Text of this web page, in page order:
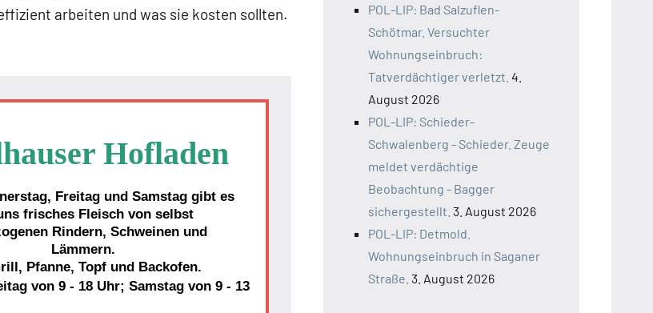
arbeiten und was sie kosten sollten.
Hofladen
Freitag und Samstag gibt es
frisches Fleisch von selbst
Rindern, Schweinen und
Lämmern.
Pfanne, Topf und Backofen.
von 9 - 18 Uhr; Samstag von 9 - 13
POL-LIP: Bad Salzuflen-
Schötmar. Versuchter
Wohnungseinbruch:
Tatverdächtiger verletzt. 4.
August 2026
POL-LIP: Schieder-
Schwalenberg - Schieder. Zeuge
meldet verdächtige
Beobachtung - Bagger
sichergestellt. 3. August 2026
POL-LIP: Detmold.
Wohnungseinbruch in Saganer
Straße. 3. August 2026